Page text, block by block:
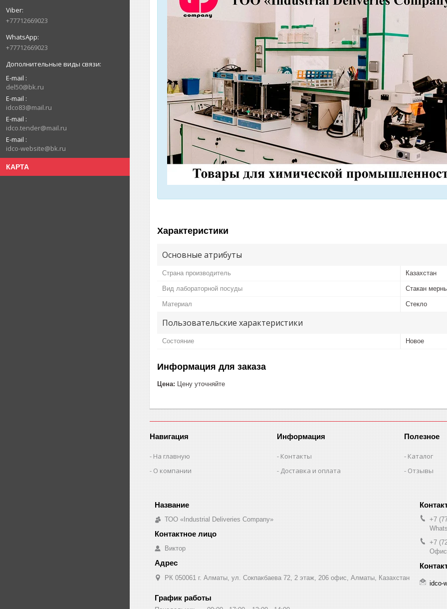
+77712669023
+77712669023
E-mail
del50@bk.ru
E-mail
idco83@mail.ru
E-mail
idco.tender@mail.ru
E-mail
idco-website@bk.ru
КАРТА
Характеристики
Основные атрибуты
Страна производитель Казахстан
Вид лабораторной посуды Стакан
Материал Стекло
Пользовательские характеристики
Состояние Новое
Информация для заказа
Цена: Цену уточняйте
Навигация
На главную
О компании
Информация
Контакты
Доставка и оплата
Полезное
Каталог
Отзывы
ТОО «Industrial Deliveries Company»
Виктор
РК 050061 г. Алматы, ул. Сокпакбаева 72, 2 этаж, 206 офис, Алматы, Казахстан
+7
+7
Офис
idco-
График работы